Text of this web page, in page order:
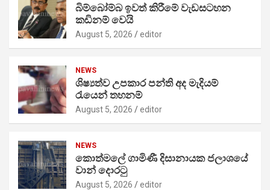
බිම්බෝම්බ ඉවත් කිරීමේ වැඩසටහන
කඩිනම් වෙයි
August 5, 2026 editor
NEWS
ශිෂ්‍යත්ව උපකාර පන්ති අද මැදියම්
රැයෙන් තහනම්
August 5, 2026 editor
NEWS
කොත්මලේ ගාමිණී දිසානායක ජලාශයේ
වාන් දොරටු
August 5, 2026 editor